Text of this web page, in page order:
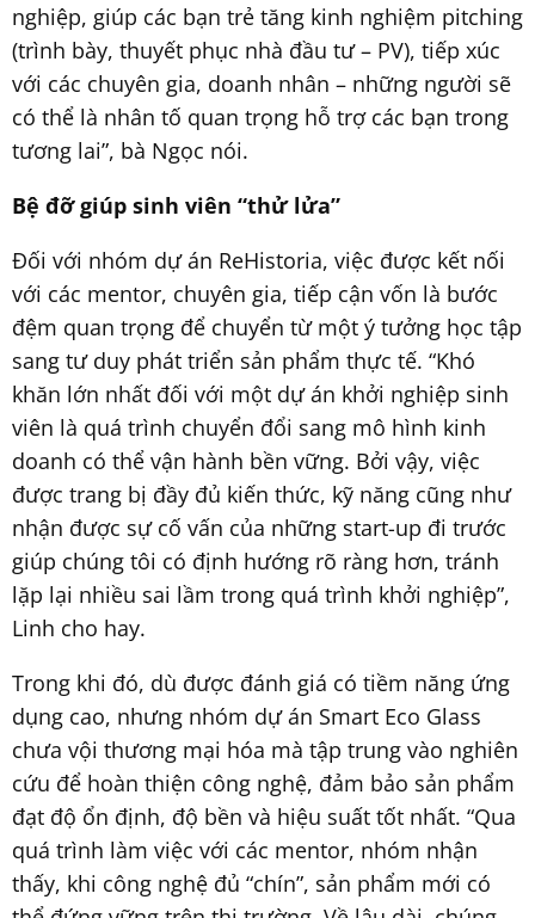
nghiệp, giúp các bạn trẻ tăng kinh nghiệm pitching
(trình bày, thuyết phục nhà đầu tư – PV), tiếp xúc
với các chuyên gia, doanh nhân – những người sẽ
có thể là nhân tố quan trọng hỗ trợ các bạn trong
tương lai”, bà Ngọc nói.
Bệ đỡ giúp sinh viên “thử lửa”
Đối với nhóm dự án ReHistoria, việc được kết nối
với các mentor, chuyên gia, tiếp cận vốn là bước
đệm quan trọng để chuyển từ một ý tưởng học tập
sang tư duy phát triển sản phẩm thực tế. “Khó
khăn lớn nhất đối với một dự án khởi nghiệp sinh
viên là quá trình chuyển đổi sang mô hình kinh
doanh có thể vận hành bền vững. Bởi vậy, việc
được trang bị đầy đủ kiến thức, kỹ năng cũng như
nhận được sự cố vấn của những start-up đi trước
giúp chúng tôi có định hướng rõ ràng hơn, tránh
lặp lại nhiều sai lầm trong quá trình khởi nghiệp”,
Linh cho hay.
Trong khi đó, dù được đánh giá có tiềm năng ứng
dụng cao, nhưng nhóm dự án Smart Eco Glass
chưa vội thương mại hóa mà tập trung vào nghiên
cứu để hoàn thiện công nghệ, đảm bảo sản phẩm
đạt độ ổn định, độ bền và hiệu suất tốt nhất. “Qua
quá trình làm việc với các mentor, nhóm nhận
thấy, khi công nghệ đủ “chín”, sản phẩm mới có